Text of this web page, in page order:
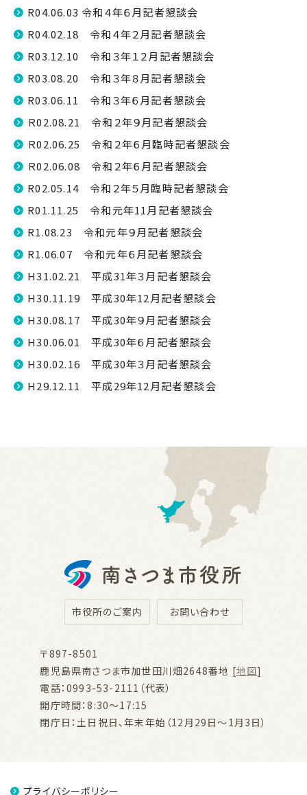
R04.06.03 令和４年６月記者懇談会
R04.02.18 令和４年２月記者懇談会
R03.12.10 令和３年１２月記者懇談会
R03.08.20 令和３年８月記者懇談会
R03.06.11 令和３年６月記者懇談会
Ｒ02.08.21 令和２年９月記者懇談会
Ｒ02.06.25 令和２年６月臨時記者懇談会
Ｒ02.06.08 令和２年６月記者懇談会
R02.05.14 令和２年５月臨時記者懇談会
R01.11.25 令和元年11月記者懇談会
R1.08.23 令和元年９月記者懇談会
R1.06.07 令和元年６月記者懇談会
H31.02.21 平成31年３月記者懇談会
H30.11.19 平成30年12月記者懇談会
H30.08.17 平成30年９月記者懇談会
H30.06.01 平成30年６月記者懇談会
H30.02.16 平成30年３月記者懇談会
H29.12.11 平成29年12月記者懇談会
市役所のご案内 お問い合わせ
〒897-8501
鹿児島県南さつま市加世田川畑2648番地 [地図]
電話：0993-53-2111（代表）
開庁時間：8:30～17:15
閉庁日：土日祝日、年末年始（12月29日～1月3日）
プライバシーポリシー